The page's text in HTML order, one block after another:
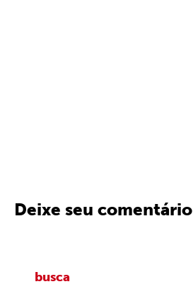
Deixe seu comentário